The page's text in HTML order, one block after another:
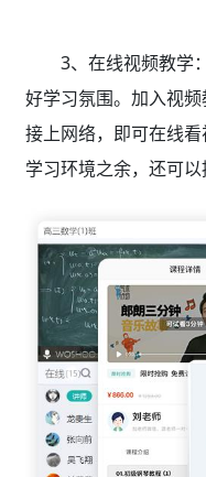
3、 在线视频教学
好学习氛围。加入视
接上网络，即可在线
学习环境之余，还可以